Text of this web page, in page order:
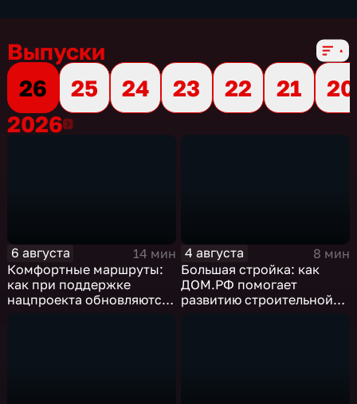
Выпуски
26
25 24 23 22 21
20
20262026
6 августа
14 мин
Комфортные маршруты:
как при поддержке
нацпроекта обновляются
4 августа
8 мин
Большая стройка: как
ДОМ.РФ помогает
развитию строительной